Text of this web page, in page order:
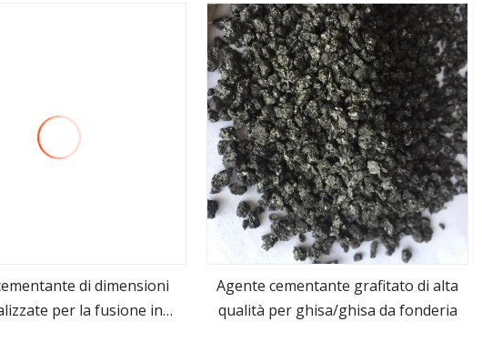
vedi altro
di dimensioni
per la fusione in
vedi altro
Agente cementante grafitato di alta
qualità per ghisa/ghisa da fonderia